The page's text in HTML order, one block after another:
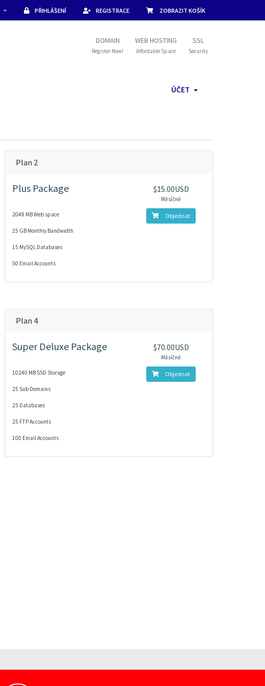
PŘIHLÁŠENÍ REGISTRACE ZOBRAZIT KOŠÍK
DOMAIN
Register Now!
WEB HOSTING
Affordable Space
SSL
Security
ÚČET
Plan 2
Plus Package
2048 MB Web space
25 GB Monthly Bandwidth
15 MySQL Databases
50 Email Accounts
$15.00USD
Měsíčně
Objednat
Plan 4
Super Deluxe Package
10240 MB SSD Storage
25 Sub Domains
25 Databases
25 FTP Accounts
100 Email Accounts
$70.00USD
Měsíčně
Objednat